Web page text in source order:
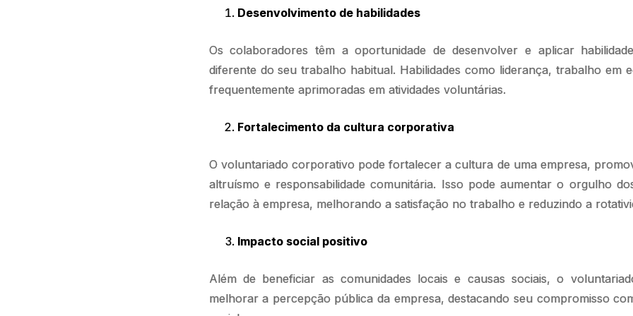
Desenvolvimento de habilidades
Os colaboradores têm a oportunidade de desenvolver e aplicar
diferente do seu trabalho habitual. Habilidades como liderança, trabalho em
frequentemente aprimoradas em atividades voluntárias.
Fortalecimento da cultura corporativa
O voluntariado corporativo pode fortalecer a cultura de uma empresa,
altruísmo e responsabilidade comunitária. Isso pode aumentar o orgulho
relação à empresa, melhorando a satisfação no trabalho e reduzindo a
Impacto social positivo
Além de beneficiar as comunidades locais e causas sociais, o
melhorar a percepção pública da empresa, destacando seu compromisso